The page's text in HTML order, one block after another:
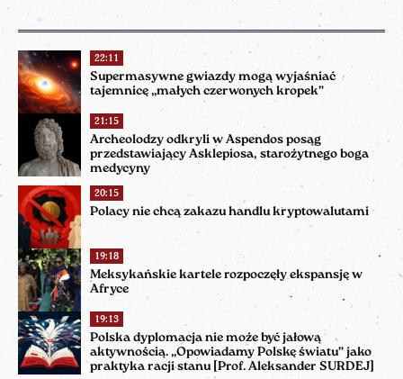
22:11
Supermasywne gwiazdy mogą wyjaśniać
tajemnicę „małych czerwonych kropek”
21:15
Archeolodzy odkryli w Aspendos posąg
przedstawiający Asklepiosa, starożytnego boga
medycyny
20:15
Polacy nie chcą zakazu handlu kryptowalutami
19:18
Meksykańskie kartele rozpoczęły ekspansję w
Afryce
19:13
Polska dyplomacja nie może być jałową
aktywnością. „Opowiadamy Polskę światu” jako
praktyka racji stanu [Prof. Aleksander SURDEJ]